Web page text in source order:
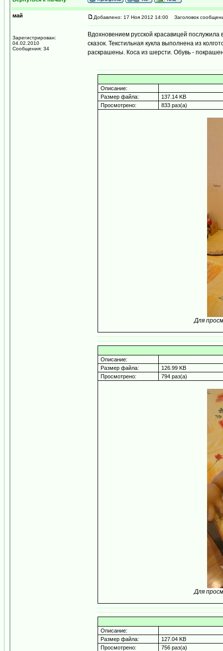
май
Зарегистрирован:
04.02.2010
Сообщения: 34
Добавлено: 17 Ноя 2012 14:00 Заголовок
Вдохновением русской красавицей послужила
сказок. Текстильная кукла выполнена из
раскрашены. Коса из шерсти. Обувь -
Описание:
Размер файла:
137.14 KB
Просмотрено:
833 раз(а)
Для
Описание:
Размер файла:
126.99 KB
Просмотрено:
794 раз(а)
Для
Описание:
Размер файла:
127.04 KB
Просмотрено:
756 раз(а)